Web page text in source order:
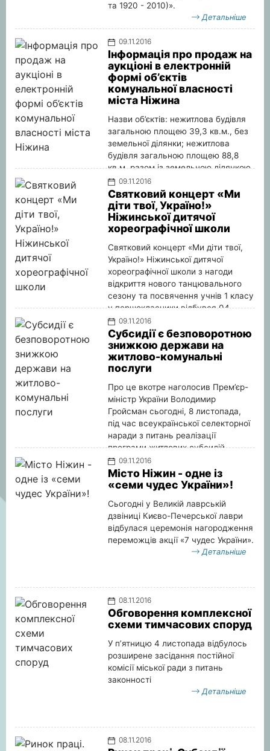
та 1920 - 2010)».
Детальніше
09.11.2016
Інформація про продаж на
аукціоні в електронній
формі об’єктів
комунальної власності
міста Ніжина
Назви об’єктів: нежитлова будівля
загальною площею 39,3 кв.м., без
земельної ділянки; нежитлова
будівля загальною площею 88,8
кв.м, разом із земельною ділянкою
на якій вона розташована площею
0,048 га. та нежитлова будівля
загальною площею 258,6 кв.м,
разом із земельною ділянкою на
якій вона розташована площею
Детальніше
09.11.2016
Святковий концерт «Ми
діти твої, Україно!»
Ніжинської дитячої
хореографічної школи
Святковий концерт «Ми діти твої,
Україно!» Ніжинської дитячої
хореографічної школи з нагоди
відкриття нового танцювального
сезону та посвячення учнів 1 класу
у першокласники відбувся 04
листопада цього року в приміщенні
Ніжинського міського Будинку
культури.
Детальніше
09.11.2016
Субсидії є безповоротною
знижкою держави на
житлово-комунальні
послуги
Про це вкотре наголосив Прем’єр-
міністр України Володимир
Гройсман сьогодні, 8 листопада,
під час всеукраїнської селекторної
наради з питань реалізації
програми житлових субсидій.
09.11.2016
Місто Ніжин - одне із
«семи чудес України»!
Сьогодні у Великій лаврській
дзвіниці Києво-Печерської лаври
відбулася церемонія нагородження
переможців акції «7 чудес України».
Детальніше
08.11.2016
Обговорення комплексної
схеми тимчасових споруд
У п’ятницю 4 листопада відбулось
розширене засідання постійної
комісії міської ради з питань
законності
Детальніше
08.11.2016